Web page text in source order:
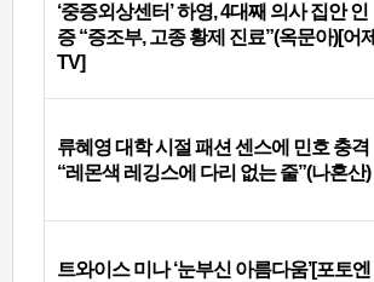
‘중증외상센터’ 하영, 4대째 의사 집안 인
증 “증조부, 고종 황제 진료”(옥문아)[어제
TV]
류혜영 대학 시절 패션 센스에 민호 충격
“레몬색 레깅스에 다리 없는 줄”(나혼산)
트와이스 미나 ‘눈부신 아름다움’[포토엔